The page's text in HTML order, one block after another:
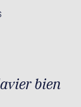
bien